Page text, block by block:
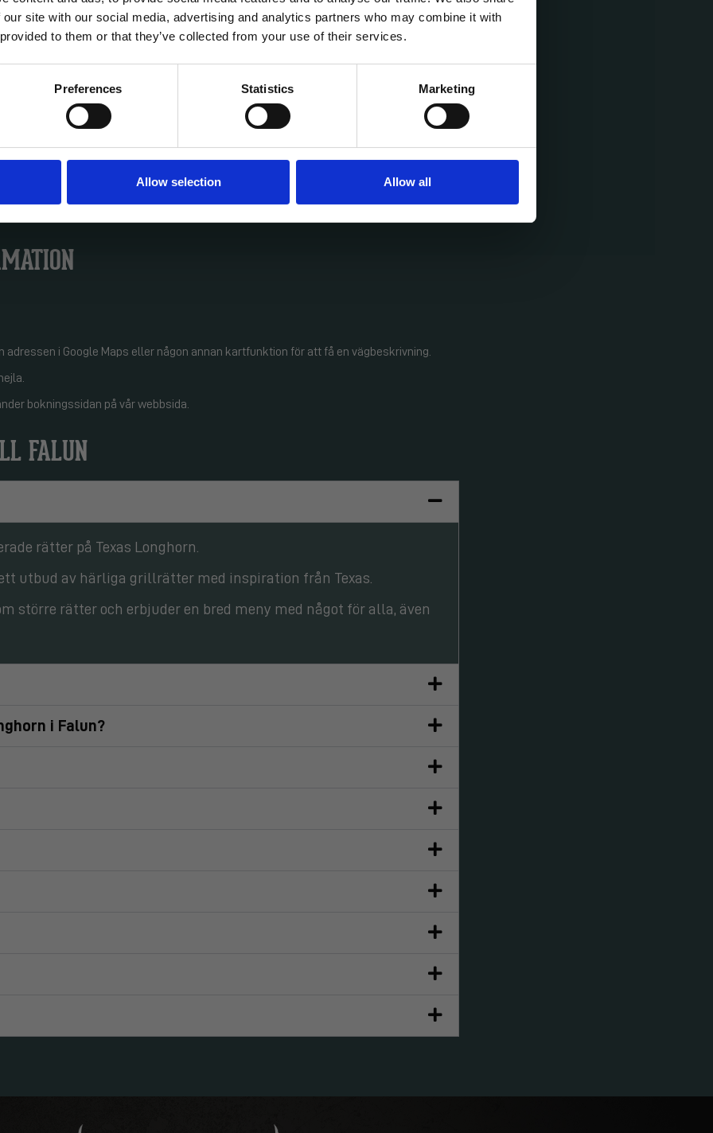
site with our social media, advertising and analytics partners who may combine it with
to them or that they’ve collected from your use of their services.
Preferences Statistics Marketing
Allow selection Allow all
maten, atmosfären och servicen.
och slaktat under ansvarsfulla förhållanden.
i Google Maps eller någon annan kartfunktion för att få en vägbeskrivning.
bokningssidan på vår webbsida.
FALUN
rätter på Texas Longhorn.
utbud av härliga grillrätter med inspiration från Texas.
större rätter och erbjuder en bred meny med något för alla, även
i Falun?